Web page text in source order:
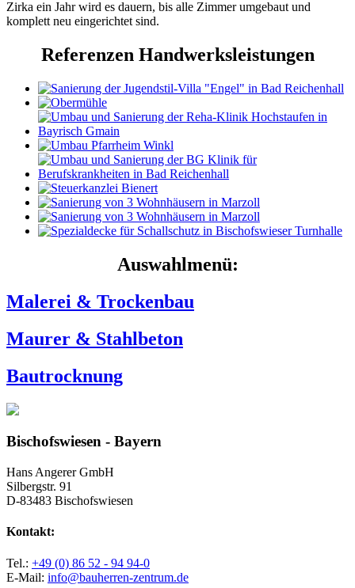
Zirka ein Jahr wird es dauern, bis alle Zimmer umgebaut und
komplett neu eingerichtet sind.
Referenzen Handwerksleistungen
Auswahlmenü:
Malerei & Trockenbau
Maurer & Stahlbeton
Bautrocknung
Bischofswiesen - Bayern
Hans Angerer GmbH
Silbergstr. 91
D-83483 Bischofswiesen
Kontakt:
Tel.: +49 (0) 86 52 - 94 94-0
E-Mail: info@bauherren-zentrum.de